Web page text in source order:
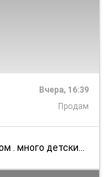
Вчера, 16:39
Продам
вещей от рубашек...